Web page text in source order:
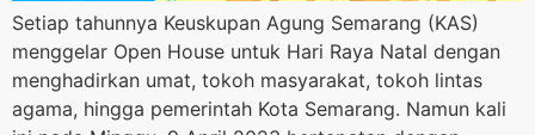
Setiap tahunnya Keuskupan Agung Semarang (KAS)
menggelar Open House untuk Hari Raya Natal dengan
menghadirkan umat, tokoh masyarakat, tokoh lintas
agama, hingga pemerintah Kota Semarang. Namun kali